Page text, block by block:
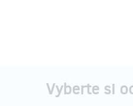
Vyberte si